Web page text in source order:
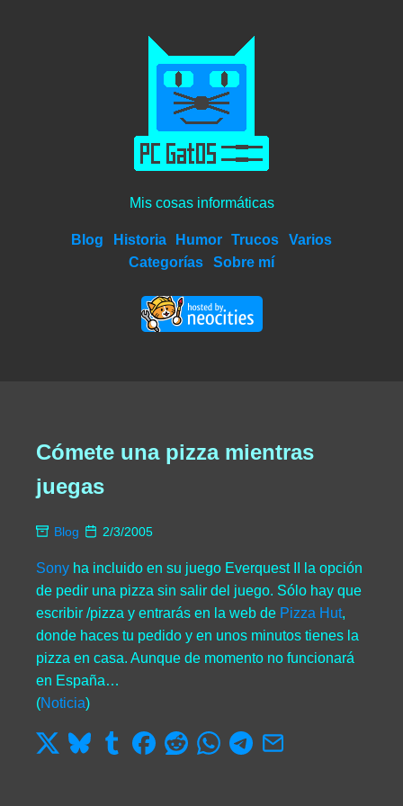
Mis cosas informáticas
Blog Historia Humor Trucos
Varios
Categorías
Sobre mí
Cómete una pizza mientras
juegas
Blog 2/3/2005
Sony ha incluido en su juego Everquest II la opción
de pedir una pizza sin salir del juego. Sólo hay que
escribir /pizza y entrarás en la web de Pizza Hut,
donde haces tu pedido y en unos minutos tienes la
pizza en casa. Aunque de momento no funcionará
en España…
(Noticia)